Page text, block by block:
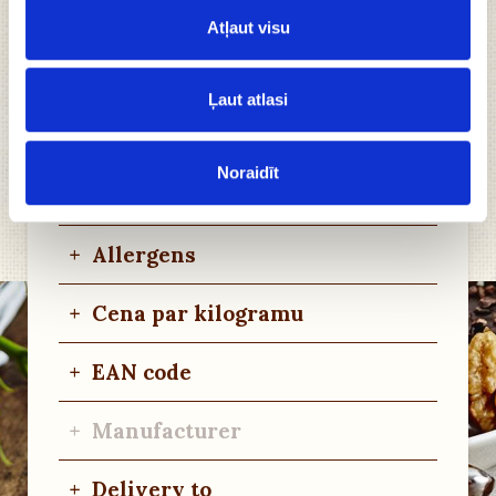
Atļaut visu
Ļaut atlasi
Noraidīt
+ Nutritional value
+ Allergens
+ Cena par kilogramu
+ EAN code
+ Manufacturer
+ Delivery to